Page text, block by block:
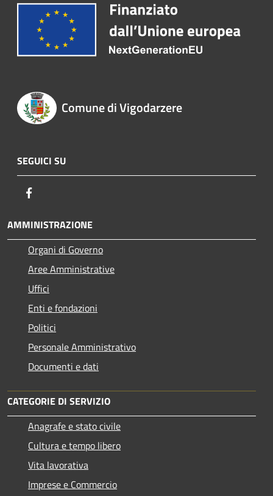
Comune di Vigodarzere
SEGUICI SU
AMMINISTRAZIONE
Organi di Governo
Aree Amministrative
Uffici
Enti e fondazioni
Politici
Personale Amministrativo
Documenti e dati
CATEGORIE DI SERVIZIO
Anagrafe e stato civile
Cultura e tempo libero
Vita lavorativa
Imprese e Commercio